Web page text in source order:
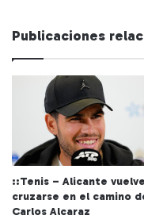
Publicaciones
::Tenis – Alicante
cruzarse en el camino
Carlos Alcaraz